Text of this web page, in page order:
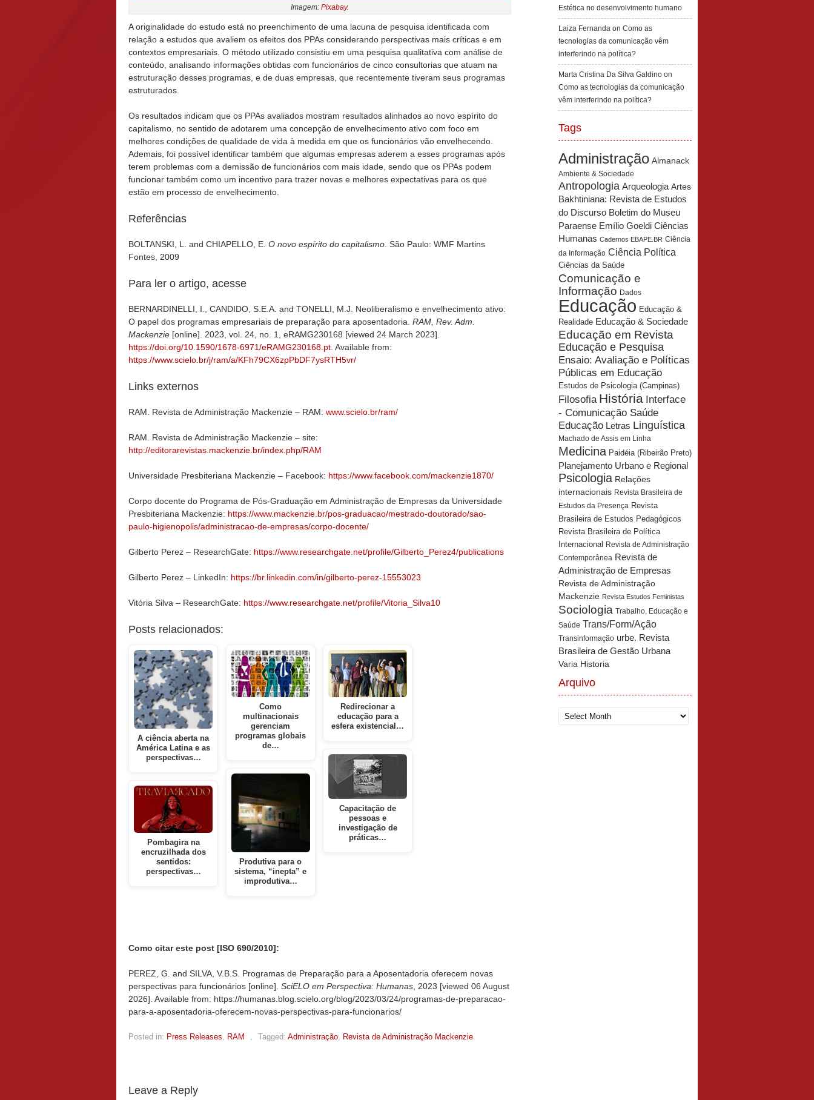
Imagem: Pixabay.
A originalidade do estudo está no preenchimento de uma lacuna de pesquisa identificada com
relação a estudos que avaliem os efeitos dos PPAs considerando perspectivas mais críticas e em
contextos empresariais. O método utilizado consistiu em uma pesquisa qualitativa com análise de
conteúdo, analisando informações obtidas com funcionários de cinco consultorias que atuam na
estruturação desses programas, e de duas empresas, que recentemente tiveram seus programas
estruturados.
Os resultados indicam que os PPAs avaliados mostram resultados alinhados ao novo espírito do
capitalismo, no sentido de adotarem uma concepção de envelhecimento ativo com foco em
melhores condições de qualidade de vida à medida em que os funcionários vão envelhecendo.
Ademais, foi possível identificar também que algumas empresas aderem a esses programas após
terem problemas com a demissão de funcionários com mais idade, sendo que os PPAs podem
funcionar também como um incentivo para trazer novas e melhores expectativas para os que
estão em processo de envelhecimento.
Referências
BOLTANSKI, L. and CHIAPELLO, E. O novo espírito do capitalismo. São Paulo: WMF Martins
Fontes, 2009
Para ler o artigo, acesse
BERNARDINELLI, I., CANDIDO, S.E.A. and TONELLI, M.J. Neoliberalismo e envelhecimento ativo:
O papel dos programas empresariais de preparação para aposentadoria. RAM, Rev. Adm.
Mackenzie [online]. 2023, vol. 24, no. 1, eRAMG230168 [viewed 24 March 2023].
https://doi.org/10.1590/1678-6971/eRAMG230168.pt. Available from:
https://www.scielo.br/j/ram/a/KFh79CX6zpPbDF7ysRTH5vr/
Links externos
RAM. Revista de Administração Mackenzie – RAM: www.scielo.br/ram/
RAM. Revista de Administração Mackenzie – site:
http://editorarevistas.mackenzie.br/index.php/RAM
Universidade Presbiteriana Mackenzie – Facebook: https://www.facebook.com/mackenzie1870/
Corpo docente do Programa de Pós-Graduação em Administração de Empresas da Universidade
Presbiteriana Mackenzie: https://www.mackenzie.br/pos-graduacao/mestrado-doutorado/sao-
paulo-higienopolis/administracao-de-empresas/corpo-docente/
Gilberto Perez – ResearchGate: https://www.researchgate.net/profile/Gilberto_Perez4/publications
Gilberto Perez – LinkedIn: https://br.linkedin.com/in/gilberto-perez-15553023
Vitória Silva – ResearchGate: https://www.researchgate.net/profile/Vitoria_Silva10
Posts relacionados:
A ciência aberta na
América Latina e as
perspectivas…
Pombagira na
encruzilhada dos
sentidos:
perspectivas…
Como
multinacionais
gerenciam
programas globais
de…
Produtiva para o
sistema, “inepta” e
improdutiva…
Redirecionar a
educação para a
esfera existencial…
Capacitação de
pessoas e
investigação de
práticas…
Como citar este post [ISO 690/2010]:
PEREZ, G. and SILVA, V.B.S. Programas de Preparação para a Aposentadoria oferecem novas
perspectivas para funcionários [online]. SciELO em Perspectiva: Humanas , 2023 [viewed 06 August
2026]. Available from: https://humanas.blog.scielo.org/blog/2023/03/24/programas-de-preparacao-
para-a-aposentadoria-oferecem-novas-perspectivas-para-funcionarios/
Posted in: Press Releases, RAM , Tagged: Administração, Revista de Administração Mackenzie
Leave a Reply
Estética no desenvolvimento humano
Laiza Fernanda on Como as
tecnologias da comunicação vêm
interferindo na política?
Marta Cristina Da Silva Galdino on
Como as tecnologias da comunicação
vêm interferindo na política?
Tags
Administração Almanack
Ambiente & Sociedade
Antropologia Arqueologia Artes
Bakhtiniana: Revista de Estudos
do Discurso Boletim do Museu
Paraense Emílio Goeldi Ciências
Humanas Cadernos EBAPE.BR Ciência
da Informação Ciência Política
Ciências da Saúde
Comunicação e
Informação Dados
Educação Educação &
Realidade Educação & Sociedade
Educação em Revista
Educação e Pesquisa
Ensaio: Avaliação e Políticas
Públicas em Educação
Estudos de Psicologia (Campinas)
Filosofia História Interface
- Comunicação Saúde
Educação Letras Linguística
Machado de Assis em Linha
Medicina Paidéia (Ribeirão Preto)
Planejamento Urbano e Regional
Psicologia Relações
internacionais Revista Brasileira de
Estudos da Presença Revista
Brasileira de Estudos Pedagógicos
Revista Brasileira de Política
Internacional Revista de Administração
Contemporânea Revista de
Administração de Empresas
Revista de Administração
Mackenzie Revista Estudos Feministas
Sociologia Trabalho, Educação e
Saúde Trans/Form/Ação
Transinformação urbe. Revista
Brasileira de Gestão Urbana
Varia Historia
Arquivo
Arquivo